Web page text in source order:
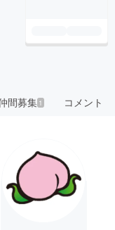
間募集 1 コメント